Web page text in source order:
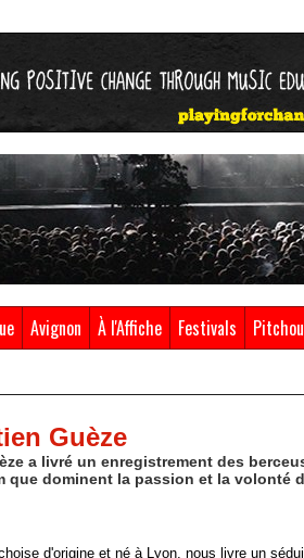
Avignon À l'Affiche Festivals
Guèze
a livré un enregistrement des
que dominent la passion et la volonté
d'origine et né à Lyon, nous livre un